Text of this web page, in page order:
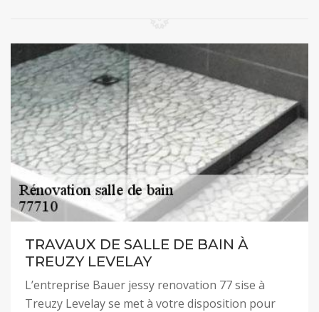
TRAVAUX DE SALLE DE BAIN À
TREUZY LEVELAY
L’entreprise Bauer jessy renovation 77 sise à
Treuzy Levelay se met à votre disposition pour